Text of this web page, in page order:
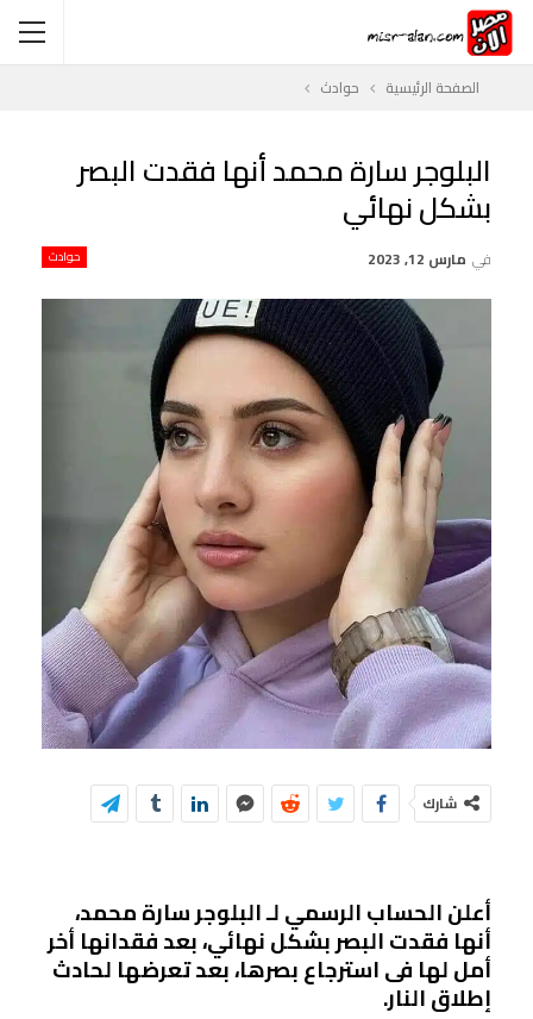
الصفحة الرئيسية حوادث
البلوجر سارة محمد أنها فقدت البصر
بشكل نهائي
حوادث في مارس 12, 2023
شارك
أعلن الحساب الرسمي لـ البلوجر سارة محمد،
أنها فقدت البصر بشكل نهائي، بعد فقدانها أخر
أمل لها فى استرجاع بصرها، بعد تعرضها لحادث
إطلاق النار.